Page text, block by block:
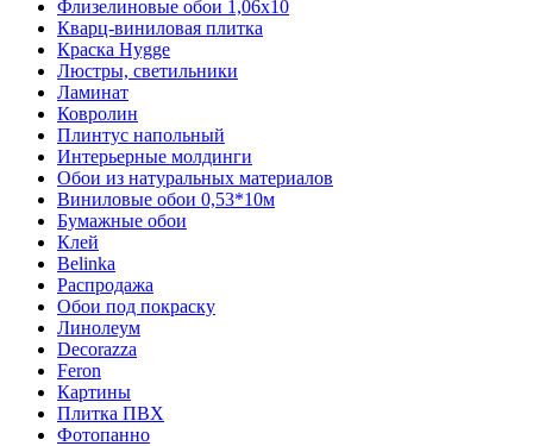
Флизелиновые обои 1,06х10
Кварц-виниловая плитка
Краска Hygge
Люстры, светильники
Ламинат
Ковролин
Плинтус напольный
Интерьерные молдинги
Обои из натуральных материалов
Виниловые обои 0,53*10м
Бумажные обои
Клей
Belinka
Распродажа
Обои под покраску
Линолеум
Decorazza
Feron
Картины
Плитка ПВХ
Фотопанно